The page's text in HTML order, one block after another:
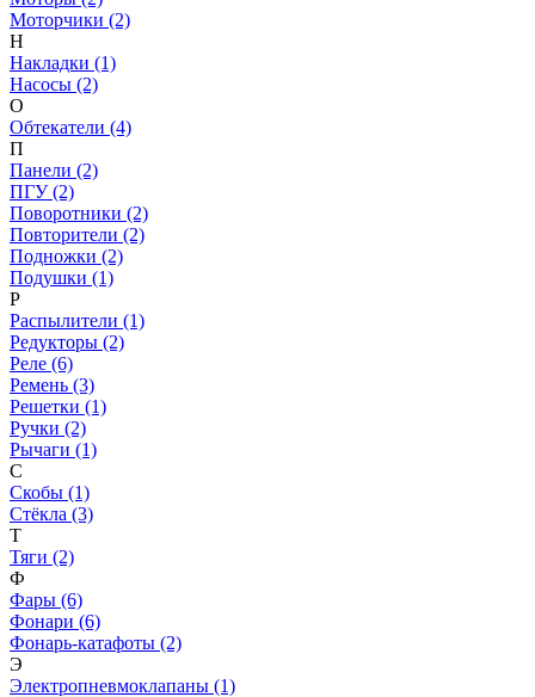
Моторчики (2)
Н
Накладки (1)
Насосы (2)
О
Обтекатели (4)
П
Панели (2)
ПГУ (2)
Поворотники (2)
Повторители (2)
Подножки (2)
Подушки (1)
Р
Распылители (1)
Редукторы (2)
Реле (6)
Ремень (3)
Решетки (1)
Ручки (2)
Рычаги (1)
С
Скобы (1)
Стёкла (3)
Т
Тяги (2)
Ф
Фары (6)
Фонари (6)
Фонарь-катафоты (2)
Э
Электропневмоклапаны (1)